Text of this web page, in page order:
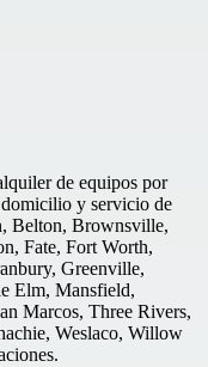
de equipos por
domicilio y servicio de
Belton, Brownsville,
Fate, Fort Worth,
Greenville,
Elm, Mansfield,
Marcos, Three Rivers,
Weslaco, Willow